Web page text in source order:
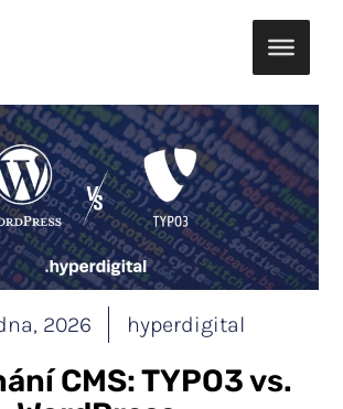
2026 hyperdigital
CMS: TYPO3 vs.